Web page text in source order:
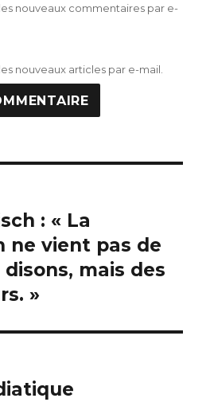
nouveaux commentaires par e-
nouveaux articles par e-mail.
: « La
ne vient pas de
mais des
»